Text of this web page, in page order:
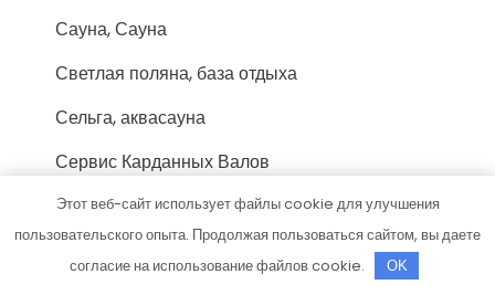
Сауна, Сауна
Светлая поляна, база отдыха
Сельга, аквасауна
Сервис Карданных Валов
Сервис-Гидравлика
Сервисный центр Таксопарк
Этот веб-сайт использует файлы cookie для улучшения
пользовательского опыта. Продолжая пользоваться сайтом, вы даете
согласие на использование файлов cookie.
OK